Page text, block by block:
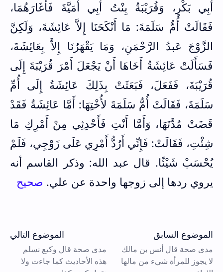
أَبِي بَكْرٍ، وَقُرَيْبَةُ بِنْتُ أَبِي أُمَيَّةَ فَأَغَارَهُمَا،
فَقَالَتْ أُمُّ سَلَمَةَ: مَا أَنْكَحَنَا إِلاَّ عَائِشَةَ، وَلَكِنَّ
الزَّوْجَ عَبدُ الرَّحْمَنِ، وَمَا يَقْهَرُنَا إِلاَّ بِعَائِشَةَ،
فَسَأَلَتْ عَائِشَةُ أَخَاهَا أَنْ يَجْعَلَ أَمْرَ قُرَيْبَةَ إِلَى
قُرَيْبَةَ، فَفَعَلَ، فَبَعَثَتْ بِذَلِكَ عَائِشَةُ إِلَى أُمِّ
سَلَمَةَ، فَقَالَتْ أُمُّ سَلَمَةَ لأُخْتِهَا: أَمَّا عَائِشَةُ فَقَدْ
قَضَتْ مُدَّتَهَا، وَأَمَّا أَنْتِ فَأَحْدِثِي مِنْ أَمْرِكِ مَا
شِئْتِ، فَقَالَتْ: فَإِنِّي أَرُدُّ أَمْرِي عَلَى زَوْجِي، فَلَمْ
يُحْسَبْ شَيْئًا. قال عبد الله: وذكر القاسم أنه
يروي ردها إلى زوجها واحدة عن علي. صحيح